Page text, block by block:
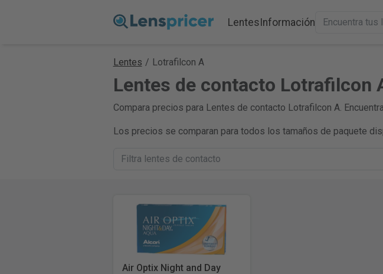
LentesInformación
Lentes / Lotrafilcon A
Lentes de contacto Lotrafilcon
Compara precios para Lentes de contacto Lotrafilcon A.
Los precios se comparan para todos los tamaños de paquete
Air Optix Night and Day